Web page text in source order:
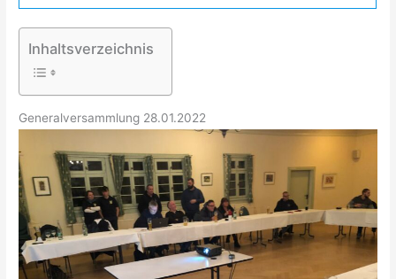
Inhaltsverzeichnis
Generalversammlung 28.01.2022